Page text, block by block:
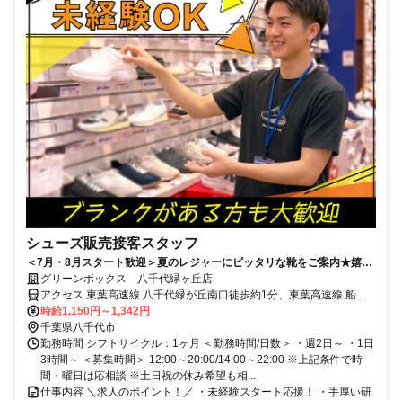
シューズ販売接客スタッフ
＜7月・8月スタート歓迎＞夏のレジャーにピッタリな靴をご案内★嬉し
いスタッフ割引も◎週2日～/1日3h～/短時間～フルタイムまで柔軟対
応！
グリーンボックス 八千代緑ヶ丘店
アクセス 東葉高速線 八千代緑が丘南口徒歩約1分、東葉高速線 船橋
日大前西口徒歩約20分、東葉高速線 八千代中央出入口1徒歩約37分
「八千代緑が丘」駅から徒歩2分
時給1,150円～1,342円
千葉県八千代市
勤務時間 シフトサイクル：1ヶ月 ＜勤務時間/日数＞ ・週2日～ ・1日
3時間～ ＜募集時間＞ 12:00～20:00/14:00～22:00 ※上記条件で時
間・曜日は応相談 ※土日祝の休み希望も相...
仕事内容 ＼求人のポイント！／ ・未経験スタート応援！ ・手厚い研